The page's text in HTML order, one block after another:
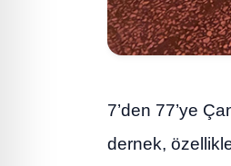
7’den 77’ye
dernek,